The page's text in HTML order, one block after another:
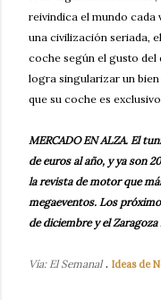
reivindica el mundo cada
una civilización seriada,
coche según el gusto del
logra singularizar un
que su coche es
MERCADO EN ALZA. El
de euros al año, y ya son
la revista de motor que
megaeventos. Los
de diciembre y el
Vía: El Semanal. Ideas de